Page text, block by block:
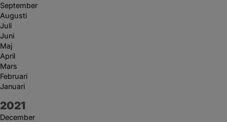
September
Augusti
Juli
Juni
Maj
April
Mars
Februari
Januari
År:
2021
December